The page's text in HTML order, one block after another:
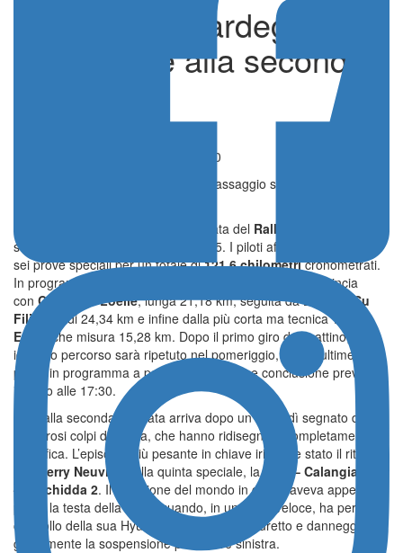
Rally Italia Sardegna,
luce verde alla seconda
Pubblicato il 07 Giugno 2025 - 07:20
Rally Italia Sardegna, con il primo passaggio sulla Coiluna-Loelle
È partita alle 9:05 la seconda giornata del Rally Italia Sardegna
sesta prova del Mondiale WRC 2025. I piloti affronteranno oggi
sei prove speciali per un totale di121,6 chilometricronometrati.
In programma due passaggi sugli stessi tre tratti: si comincia
con Coiluna – Loelle, lunga 21,18 km, seguita daLerno – Su
Filigosu
di 24,34 km e infine dalla più corta ma tecnicaTula –
Erula
, che misura 15,28 km. Dopo il primo giro del mattino,
identico percorso sarà ripetuto nel pomeriggio, con le ultime due
prove in programma a partire dalle 15:05 e conclusione prevista
intorno alle 17:30.
Il via alla seconda giornata arriva dopo un venerdì segnato da
numerosi colpi di scena, che hanno ridisegnato completamente la
classifica. L’episodio più pesante in chiave iridata è stato il ritiro
Thierry Neuville nella quinta speciale, la Telti – Calangianus
– Berchidda 2. Il campione del mondo in carica aveva appena
preso la testa della corsa quando, in un tratto veloce, ha perso il
controllo della sua Hyundai, colpendo un muretto e danneggiando
gravemente la sospensione posteriore sinistra.